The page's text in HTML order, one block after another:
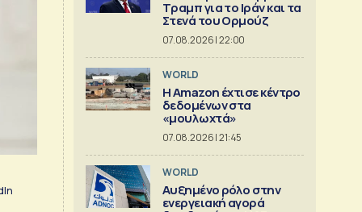
Τραμπ για το Ιράν και τα
Στενά του Ορμούζ
07.08.2026 | 22:00
WORLD
Η Amazon έχτισε κέντρο
δεδομένων στα
«μουλωχτά»
07.08.2026 | 21:45
WORLD
Αυξημένο ρόλο στην
ενεργειακή αγορά